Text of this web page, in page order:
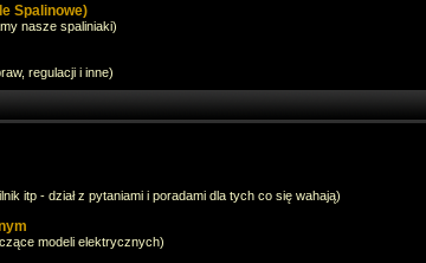
Spalinowe)
nasze spaliniaki)
regulacji i inne)
itp - dział z pytaniami i poradami dla tych co się wahają)
modeli elektrycznych)